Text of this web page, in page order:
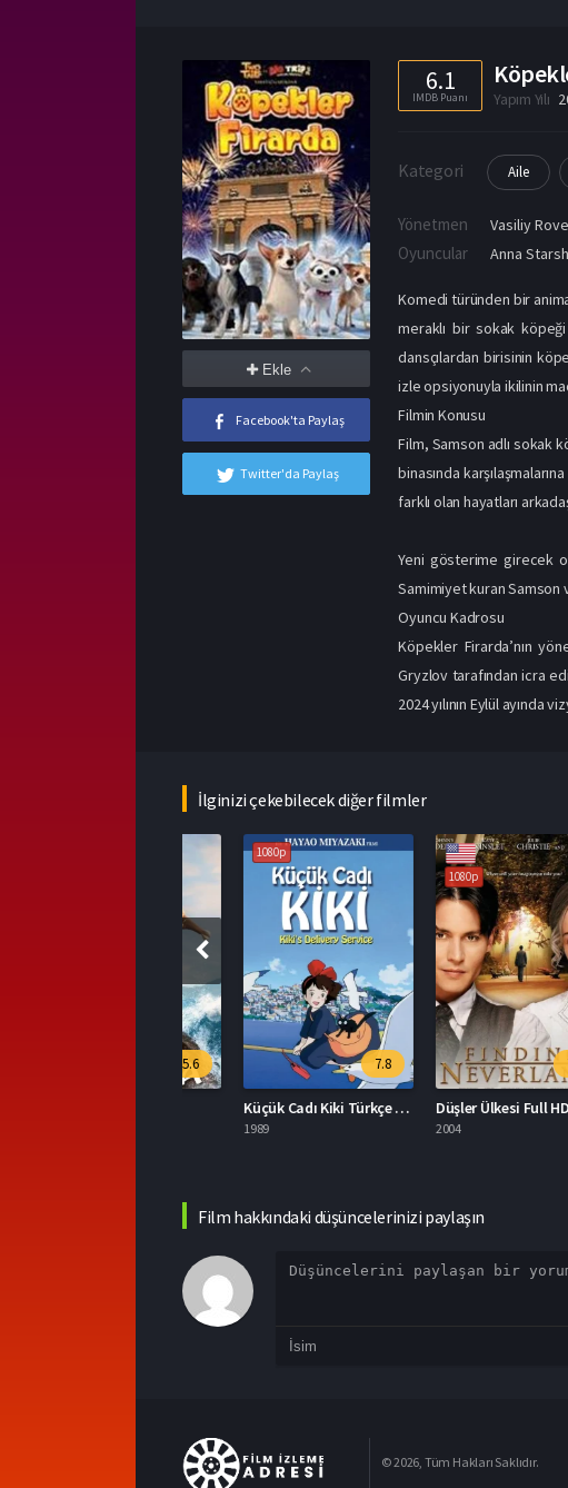
Ekle
Facebook'ta Paylaş
Twitter'da Paylaş
6.1
IMDB Puanı Yapım Yılı
Kategori Aile
Yönetmen Vasiliy
Oyuncular Anna
Komedi türünden bir
meraklı bir sokak
dansçılardan birisinin
izle opsiyonuyla ikilinin
Filmin Konusu
Film, Samson adlı sokak
binasında
farklı olan hayatları
Yeni gösterime girecek
Samimiyet kuran Samson
Oyuncu Kadrosu
Köpekler Firarda’nın
Gryzlov tarafından icra
2024 yılının Eylül
İlginizi çekebilecek diğer filmler
1080p
7.8
Küçük Cadı Kiki Türkçe Dublaj İzle
7.6
Düşler Ülkesi Full HD İzle
Film hakkındaki düşüncelerinizi paylaşın
© 2026, Tüm Hakları Saklıdır.